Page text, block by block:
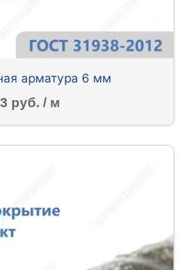
арматура 6 мм
руб. / м